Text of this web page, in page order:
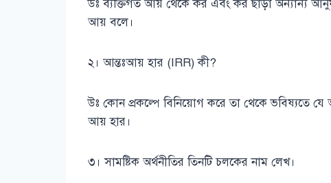
উঃ ব্যক্তিগত আয় থেকে কর এবং কর ছাড়া অন্যান্য
আয় বলে।
২। আন্তঃআয় হার (IRR) কী?
উঃ কোন প্রকল্পে বিনিয়োগ করে তা থেকে ভবিষ্যতে
আয় হার।
৩। সামষ্টিক অর্থনীতির তিনটি চলকের নাম লেখ।